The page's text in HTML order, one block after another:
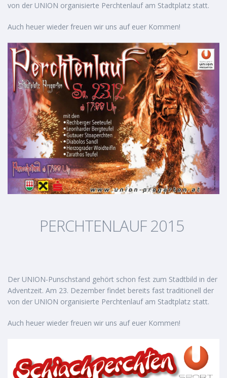
von der UNION organisierte Perchtenlauf am Stadtplatz statt.
Auch heuer wieder freuen wir uns auf euer Kommen!
PERCHTENLAUF 2015
Der UNION-Punschstand gehört schon fest zum Stadtbild in der
Adventzeit. Am 23. Dezember findet bereits fast traditionell der
von der UNION organisierte Perchtenlauf am Stadtplatz statt.
Auch heuer wieder freuen wir uns auf euer Kommen!